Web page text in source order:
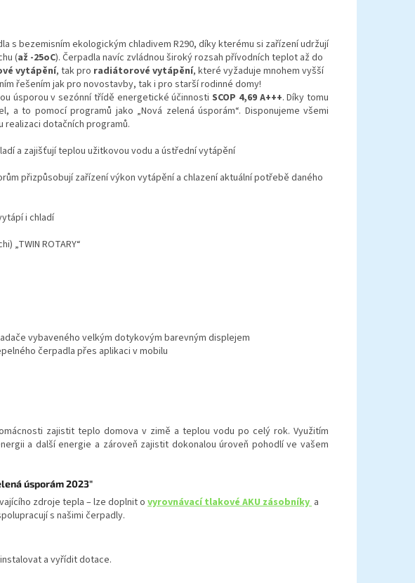
s bezemisním ekologickým chladivem R290, díky kterému si zařízení udržují
(až -25oC). Čerpadla navíc zvládnou široký rozsah přívodních teplot až do
vytápění, tak pro radiátorové vytápění, které vyžaduje mnohem vyšší
řešením jak pro novostavby, tak i pro starší rodinné domy!
úsporou v sezónní třídě energetické účinnostiSCOP 4,69 A+++. Díky tomu
a to pomocí programů jako „Nová zelená úsporám“. Disponujeme všemi
dotačních programů.
a zajišťují teplou užitkovou vodu a ústřední vytápění
přizpůsobují zařízení výkon vytápění a chlazení aktuální potřebě daného
i chladí
„TWIN ROTARY“
vybaveného velkým dotykovým barevným displejem
čerpadla přes aplikaci v mobilu
zajistit teplo domova v zimě a teplou vodu po celý rok. Využitím
a další energie a zároveň zajistit dokonalou úroveň pohodlí ve vašem
úsporám 2023"
zdroje tepla – lze doplnit o vyrovnávací tlakové AKU zásobníky a
s našimi čerpadly.
a vyřídit dotace.